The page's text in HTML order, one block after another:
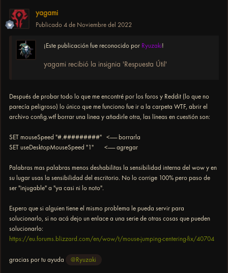
yagami
Publicado 4 de Noviembre del 2022
¡Este publicación fue reconocido por Ryuzaki!
yagami recibió la insignia 'Respuesta Útil'
Después de probar todo lo que me encontré por los foros y Reddit (lo que no
parecía peligroso) lo único que me funciono fue ir a la carpeta WTF, abrir el
archivo config.wtf borrar una linea y añadirle otra, las líneas en cuestión son:
SET mouseSpeed "#.#########" <------- borrarla
SET useDesktopMouseSpeed "1" <------- agregar
Palabras mas palabras menos deshabilitas la sensibilidad interna del wow y en
su lugar usas la sensibilidad del escritorio. No lo corrige 100% pero paso de
ser "injugable" a "ya casi ni lo noto".
Espero que si alguien tiene el mismo problema le pueda servir para
solucionarlo, si no acá dejo un enlace a una serie de otras cosas que pueden
solucionarlo:
https://eu.forums.blizzard.com/en/wow/t/mouse-jumping-centering-fix/40704
gracias por tu ayuda @Ryuzaki